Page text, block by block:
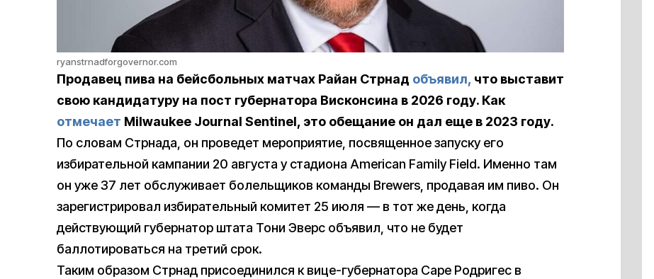
ryanstrnadforgovernor.com
Продавец пива на бейсбольных матчах Райан Стрнад объявил, что выставит
свою кандидатуру на пост губернатора Висконсина в 2026 году. Как
отмечает Milwaukee Journal Sentinel, это обещание он дал еще в 2023 году.
По словам Стрнада, он проведет мероприятие, посвященное запуску его
избирательной кампании 20 августа у стадиона American Family Field. Именно там
он уже 37 лет обслуживает болельщиков команды Brewers, продавая им пиво. Он
зарегистрировал избирательный комитет 25 июля — в тот же день, когда
действующий губернатор штата Тони Эверс объявил, что не будет
баллотироваться на третий срок.
Таким образом Стрнад присоединился к вице-губернатора Саре Родригес в